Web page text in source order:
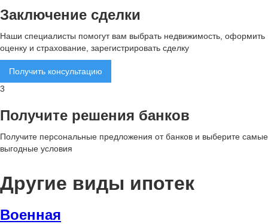
Заключение сделки
Наши специалисты помогут вам выбрать недвижимость, оформить
оценку и страхование, зарегистрировать сделку
Получить консультацию
3
Получите решения банков
Получите персональные предложения от банков и выберите самые
выгодные условия
Другие виды ипотек
Военная